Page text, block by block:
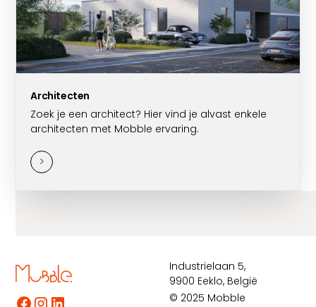
Architecten
Zoek je een architect? Hier vind je alvast enkele
architecten met Mobble ervaring.
Industrielaan 5,
9900 Eeklo, België
© 2025 Mobble